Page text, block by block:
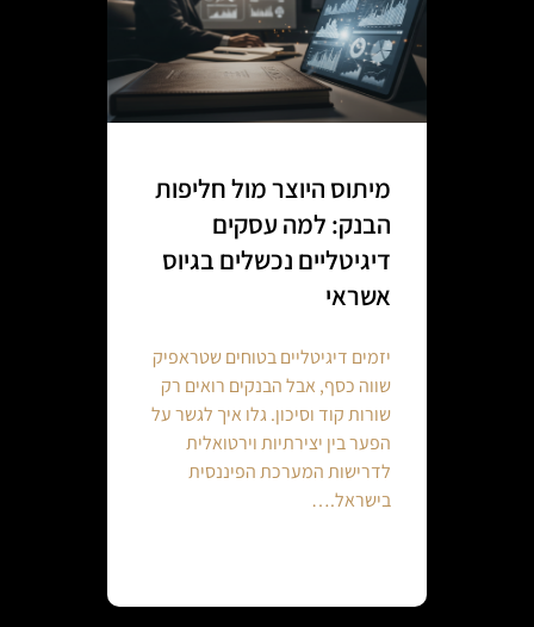
מיתוס היוצר מול חליפות
הבנק: למה עסקים
דיגיטליים נכשלים בגיוס
אשראי
יזמים דיגיטליים בטוחים שטראפיק
שווה כסף, אבל הבנקים רואים רק
שורות קוד וסיכון. גלו איך לגשר על
הפער בין יצירתיות וירטואלית
לדרישות המערכת הפיננסית
בישראל.…